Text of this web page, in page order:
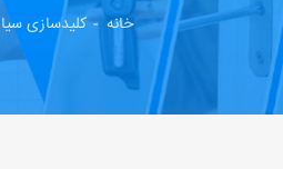
خانه کلیدسازی